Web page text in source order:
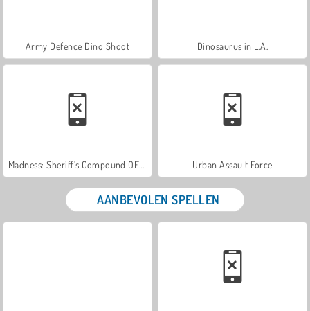
Army Defence Dino Shoot Dinosaurus in L.A.
Urban Assault Force
AANBEVOLEN SPELLEN